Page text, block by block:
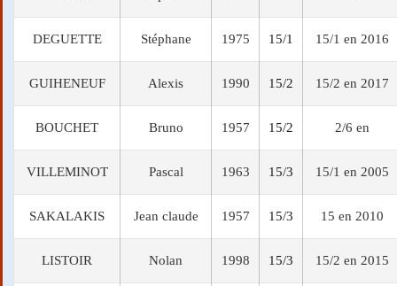
DEGUETTE Stéphane 1975 15/1 15/1 en 2016
GUIHENEUF Alexis 1990 15/2 15/2 en 2017
BOUCHET Bruno 1957 15/2 2/6 en
VILLEMINOT Pascal 1963 15/3 15/1 en 2005
SAKALAKIS Jean claude 1957 15/3 15 en 2010
LISTOIR Nolan 1998 15/3 15/2 en 2015